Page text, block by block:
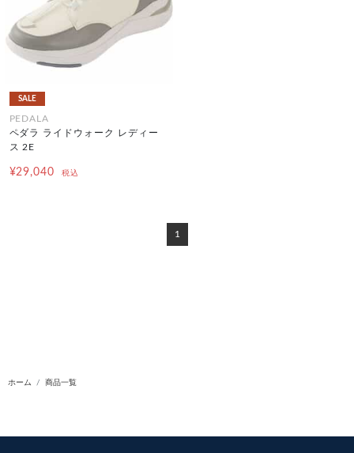
SALE
PEDALA
ペダラ ライドウォーク レディー
ス 2E
¥29,040 税込
1
ホーム 商品一覧